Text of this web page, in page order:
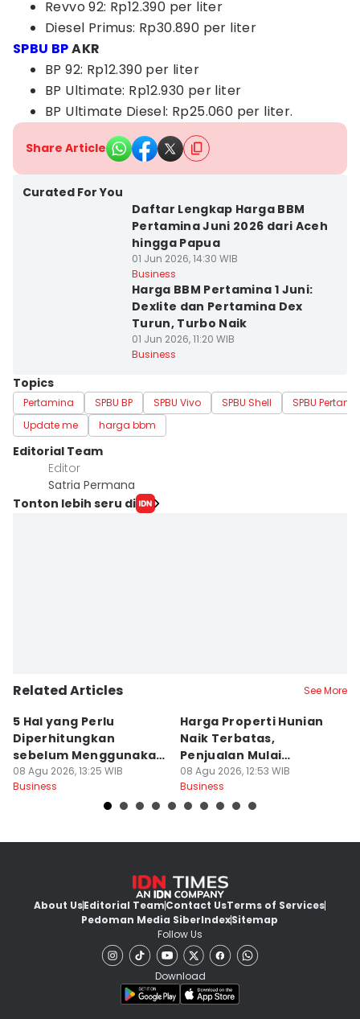
Revvo 92: Rp12.390 per liter
Diesel Primus: Rp30.890 per liter
SPBU BPAKR
BP 92: Rp12.390 per liter
BP Ultimate: Rp12.930 per liter
BP Ultimate Diesel: Rp25.060 per liter.
Share Article
Curated For You
Daftar Lengkap Harga BBM
Pertamina Juni 2026 dari Aceh
hingga Papua
01 Jun 2026, 14:30 WIB
Business
Harga BBM Pertamina 1 Juni:
Dexlite dan Pertamina Dex
Turun, Turbo Naik
01 Jun 2026, 11:20 WIB
Business
Topics
Pertamina SPBU BP SPBU Vivo SPBU Shell
SPBU
Update me
harga bbm
Editorial Team
Editor
Satria Permana
Tonton lebih seru di
Related Articles See More
5 Hal yang Perlu
Diperhitungkan
sebelum Menggunakan
Sistem Pre-Order
08 Agu 2026, 13:25 WIB
Business
Harga Properti Hunian
Naik Terbatas,
Penjualan Mulai
Membaik
08 Agu 2026, 12:53 WIB
Business
About UsEditorial TeamContact UsTerms of Services
Pedoman Media SiberIndexSitemap
Follow Us
Download